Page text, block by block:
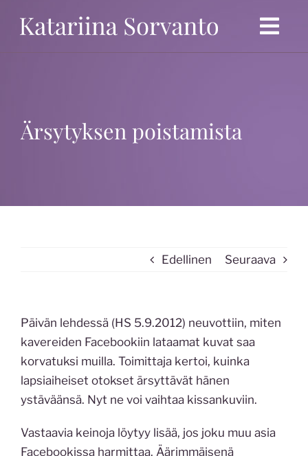
Ansioluettelo
Ärsytyksen poistamista
Edellinen Seuraava
Päivän lehdessä (HS 5.9.2012) neuvottiin, miten
kavereiden Facebookiin lataamat kuvat saa
korvatuksi muilla. Toimittaja kertoi, kuinka
lapsiaiheiset otokset ärsyttävät hänen
ystäväänsä. Nyt ne voi vaihtaa kissankuviin.
Vastaavia keinoja löytyy lisää, jos joku muu asia
Facebookissa harmittaa. Äärimmäisenä